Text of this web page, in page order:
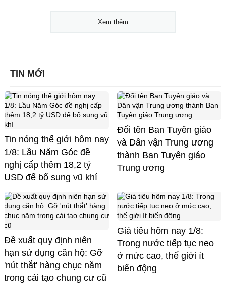
Xem thêm
TIN MỚI
Tin nóng thế giới hôm nay
1/8: Lầu Năm Góc đề
nghị cấp thêm 18,2 tỷ
USD để bổ sung vũ khí
Đổi tên Ban Tuyên giáo
và Dân vận Trung ương
thành Ban Tuyên giáo
Trung ương
Đề xuất quy định niên
hạn sử dụng căn hộ: Gỡ
'nút thắt' hàng chục năm
trong cải tạo chung cư cũ
Giá tiêu hôm nay 1/8:
Trong nước tiếp tục neo
ở mức cao, thế giới ít
biến động